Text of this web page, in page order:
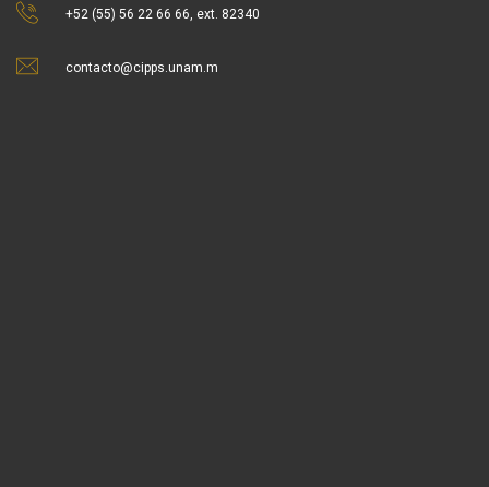
+52 (55) 56 22 66 66, ext. 82340
contacto@cipps.unam.m